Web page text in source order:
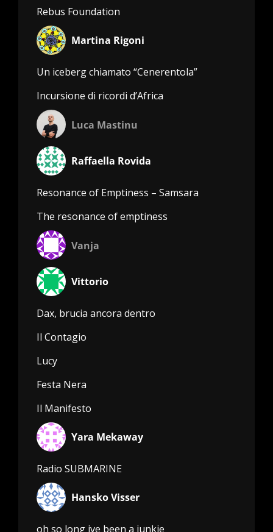
Rebus Foundation
Martina Rigoni
Un iceberg chiamato “Cenerentola”
Incursione di ricordi d’Africa
Luca Mastinu
Raffaella Rovida
Resonance of Emptiness – Samsara
The resonance of emptiness
Vanja
Vittorio
Dax, brucia ancora dentro
Il Contagio
Lucy
Festa Nera
Il Manifesto
Yara Mekaway
Radio SUBMARINE
Hansko Visser
oh so long ive been a junkie